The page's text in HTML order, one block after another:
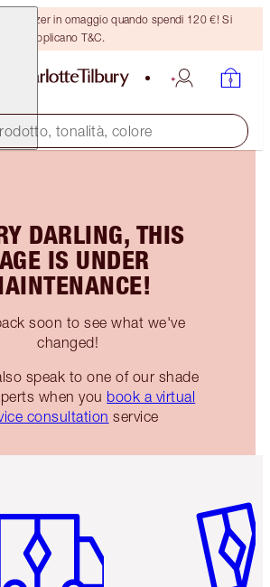
bronzer in omaggio quando spendi 120 €! Si
applicano T&C.
tonalità, colore
DARLING, THIS
IS UNDER
soon to see what we've
changed!
speak to one of our shade
when you book a virtual
consultation service